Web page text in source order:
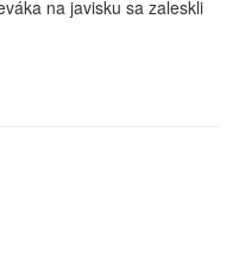
na javisku sa zaleskli